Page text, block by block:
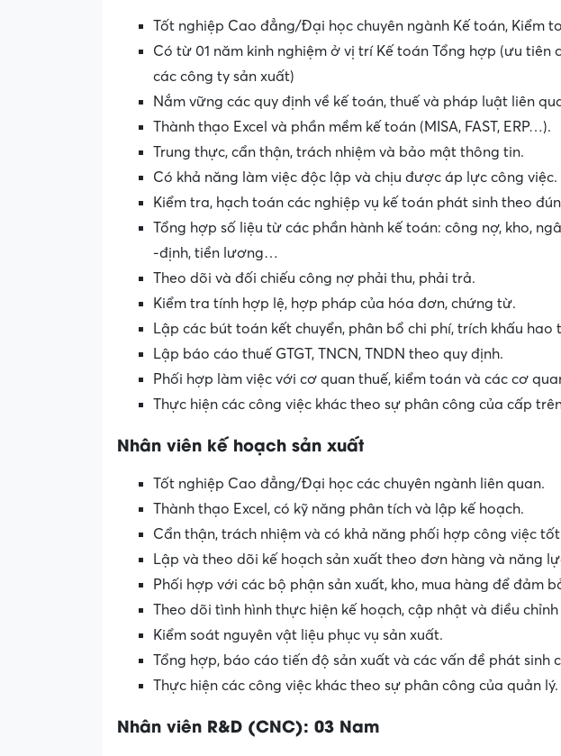
Tốt nghiệp Cao đẳng/Đại học chuyên ngành Kế toán, Kiểm
Có từ 01 năm kinh nghiệm ở vị trí Kế toán Tổng hợp (ưu tiên
các công ty sản xuất)
Nắm vững các quy định về kế toán, thuế và pháp luật liên
Thành thạo Excel và phần mềm kế toán (MISA, FAST, ERP…).
Trung thực, cẩn thận, trách nhiệm và bảo mật thông tin.
Có khả năng làm việc độc lập và chịu được áp lực công việc.
Kiểm tra, hạch toán các nghiệp vụ kế toán phát sinh theo
Tổng hợp số liệu từ các phần hành kế toán: công nợ, kho,
-định, tiền lương…
Theo dõi và đối chiếu công nợ phải thu, phải trả.
Kiểm tra tính hợp lệ, hợp pháp của hóa đơn, chứng từ.
Lập các bút toán kết chuyển, phân bổ chi phí, trích khấu hao
Lập báo cáo thuế GTGT, TNCN, TNDN theo quy định.
Phối hợp làm việc với cơ quan thuế, kiểm toán và các cơ
Thực hiện các công việc khác theo sự phân công của cấp
Nhân viên kế hoạch sản xuất
Tốt nghiệp Cao đẳng/Đại học các chuyên ngành liên quan.
Thành thạo Excel, có kỹ năng phân tích và lập kế hoạch.
Cẩn thận, trách nhiệm và có khả năng phối hợp công việc
Lập và theo dõi kế hoạch sản xuất theo đơn hàng và năng
Phối hợp với các bộ phận sản xuất, kho, mua hàng để đảm
Theo dõi tình hình thực hiện kế hoạch, cập nhật và điều
Kiểm soát nguyên vật liệu phục vụ sản xuất.
Tổng hợp, báo cáo tiến độ sản xuất và các vấn đề phát sinh
Thực hiện các công việc khác theo sự phân công của quản lý.
Nhân viên R&D (CNC): 03 Nam